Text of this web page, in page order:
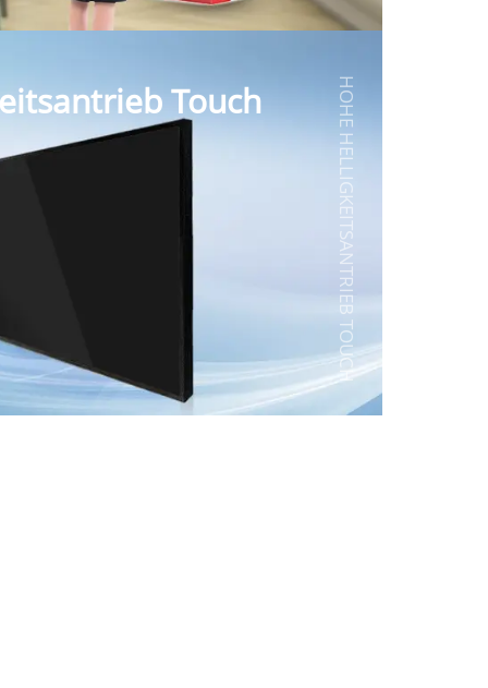
Touch HOHE HELLIGKEITSANTRIEB TOUCH